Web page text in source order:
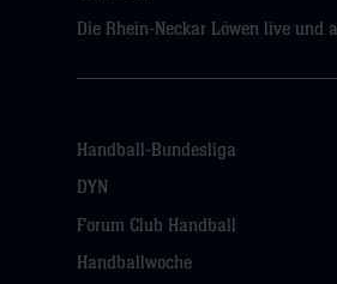
Die Rhein-Neckar Löwen live und
Handball-Bundesliga
DYN
Forum Club Handball
Handballwoche